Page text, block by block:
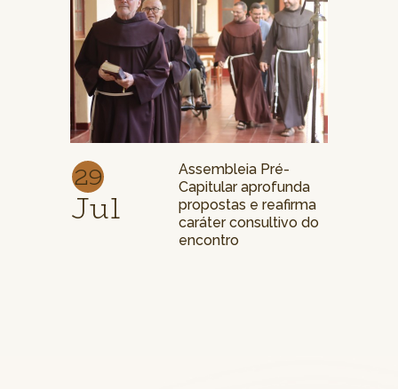
29
Jul
Assembleia Pré-
Capitular aprofunda
propostas e reafirma
caráter consultivo do
encontro